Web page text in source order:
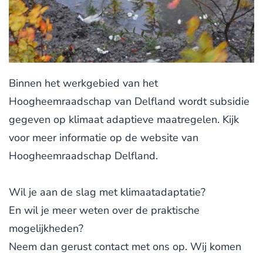
Binnen het werkgebied van het
Hoogheemraadschap van Delfland wordt subsidie
gegeven op klimaat adaptieve maatregelen. Kijk
voor meer informatie op de website van
Hoogheemraadschap Delfland.
Wil je aan de slag met klimaatadaptatie?
En wil je meer weten over de praktische
mogelijkheden?
Neem dan gerust contact met ons op. Wij komen